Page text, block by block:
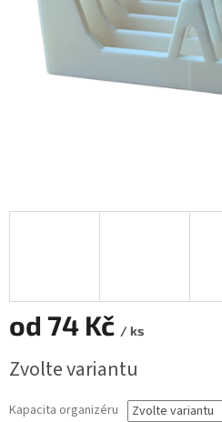
od 74 Kč / ks
cena:
Zvolte variantu
Kapacita organizéru